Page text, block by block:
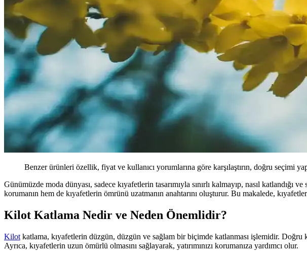
Benzer ürünleri özellik, fiyat ve kullanıcı yorumlarına göre karşılaştırın, doğru seçimi
Günümüzde moda dünyası, sadece kıyafetlerin tasarımıyla sınırlı kalmayıp, nasıl
korumanın hem de kıyafetlerin ömrünü uzatmanın anahtarını oluşturur. Bu makalede,
Kilot Katlama Nedir ve Neden Önemlidir?
Kilot katlama, kıyafetlerin düzgün, düzgün ve sağlam bir biçimde katlanması işlemidir. Doğru
Ayrıca, kıyafetlerin uzun ömürlü olmasını sağlayarak, yatırımınızı korumanıza yardımcı olur.